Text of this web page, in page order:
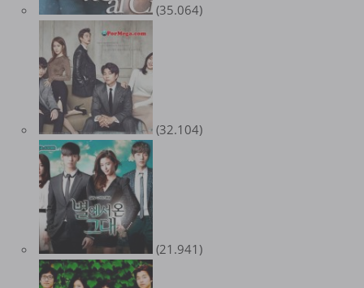
(35.064)
(32.104)
(21.941)